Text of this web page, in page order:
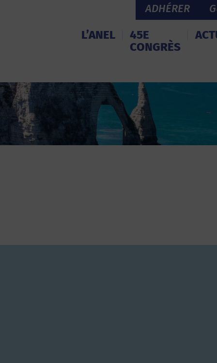
ADHÉRER
L’ANEL
45E
CONGRÈS